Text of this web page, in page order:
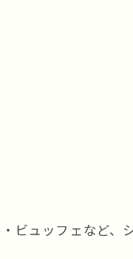
ビュッフェなど、